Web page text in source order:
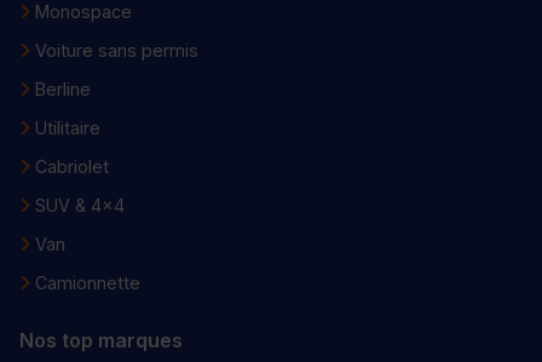
Monospace
Voiture sans permis
Berline
Utilitaire
Cabriolet
SUV & 4x4
Van
Camionnette
Nos top marques